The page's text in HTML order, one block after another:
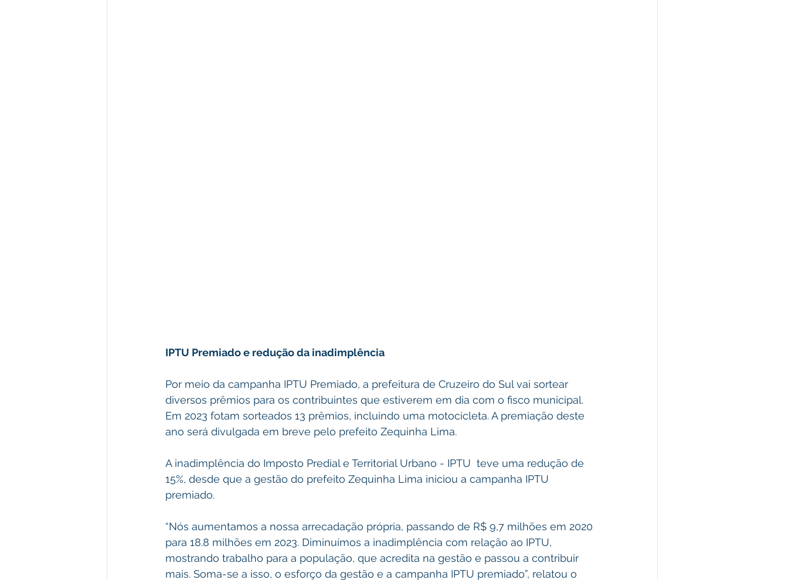
IPTU Premiado e redução da inadimplência
Por meio da campanha IPTU Premiado, a prefeitura de Cruzeiro do Sul vai sortear
diversos prêmios para os contribuintes que estiverem em dia com o fisco municipal.
Em 2023 fotam sorteados 13 prêmios, incluindo uma motocicleta. A premiação deste
ano será divulgada em breve pelo prefeito Zequinha Lima.
A inadimplência do Imposto Predial e Territorial Urbano - IPTU  teve uma redução de
15%, desde que a gestão do prefeito Zequinha Lima iniciou a campanha IPTU
premiado.
“Nós aumentamos a nossa arrecadação própria, passando de R$ 9,7 milhões em 2020
para 18.8 milhões em 2023. Diminuímos a inadimplência com relação ao IPTU,
mostrando trabalho para a população, que acredita na gestão e passou a contribuir
mais. Soma-se a isso, o esforço da gestão e a campanha IPTU premiado”, relatou o